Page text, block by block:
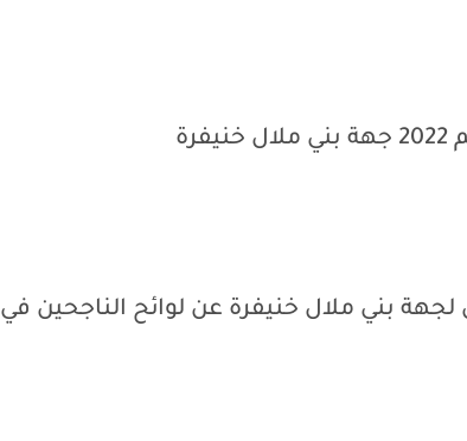
لجهة بني ملال خنيفرة عن لوائح الناجحين في